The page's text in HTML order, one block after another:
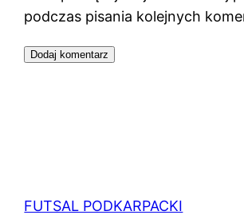
podczas pisania kolejnych
FUTSAL PODKARPACKI